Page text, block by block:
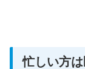
忙しい方